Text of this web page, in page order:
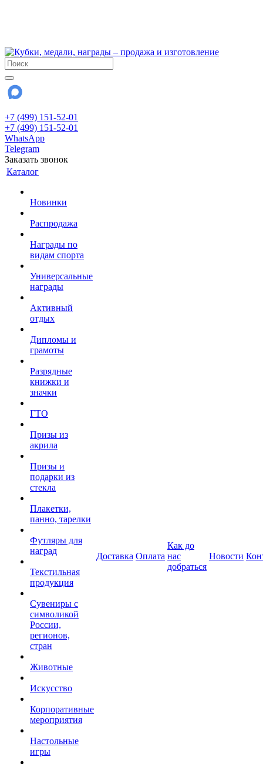
+7 (499) 151-52-01
+7 (499) 151-52-01
WhatsApp
Telegram
Заказать звонок
Каталог
Новинки
Распродажа
Награды по
видам спорта
Универсальные
награды
Активный
отдых
Дипломы и
грамоты
Разрядные
книжки и
значки
ГТО
Призы из
акрила
Призы и
подарки из
стекла
Плакетки,
панно, тарелки
Футляры для
наград
Текстильная
продукция
Сувениры с
символикой
России,
регионов,
стран
Животные
Искусство
Корпоративные
мероприятия
Настольные
игры
Доставка Оплата
Как до
нас
добраться
Новости